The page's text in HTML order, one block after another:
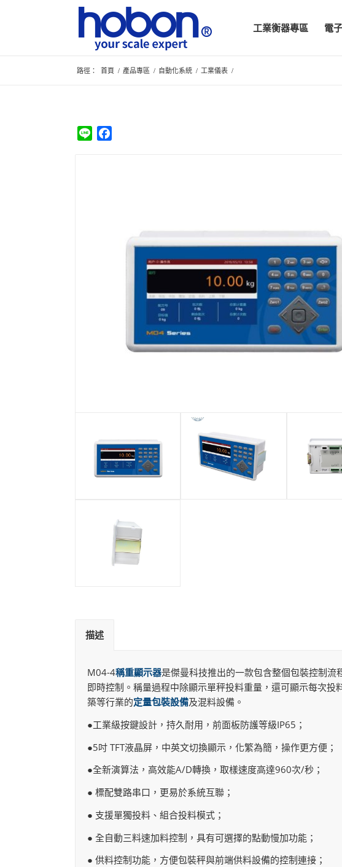
工業衡器專區 電
路徑： 首頁 / 產品專區 / 自動化系統 / 工業儀表 /
Line
描述
M04-4稱重顯示器是傑曼科技推出的一款包含整個包裝控制流
即時控制。稱量過程中除顯示單秤投料重量，還可顯示每次
築等行業的定量包裝設備及混料設備。
●工業級按鍵設計，持久耐用，前面板防護等級IP65；
●5吋 TFT液晶屏，中英文切換顯示，化繁為簡，操作更方便；
●全新演算法，高效能A/D轉換，取樣速度高達960次/秒；
● 標配雙路串口，更易於系統互聯；
● 支援單獨投料、組合投料模式；
● 全自動三料速加料控制，具有可選擇的點動慢加功能；
● 供料控制功能，方便包裝秤與前端供料設備的控制連接；